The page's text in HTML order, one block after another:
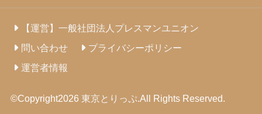
【運営】一般社団法人プレスマンユニオン
問い合わせ
プライバシーポリシー
運営者情報
©Copyright2026 東京とりっぷ.All Rights Reserved.